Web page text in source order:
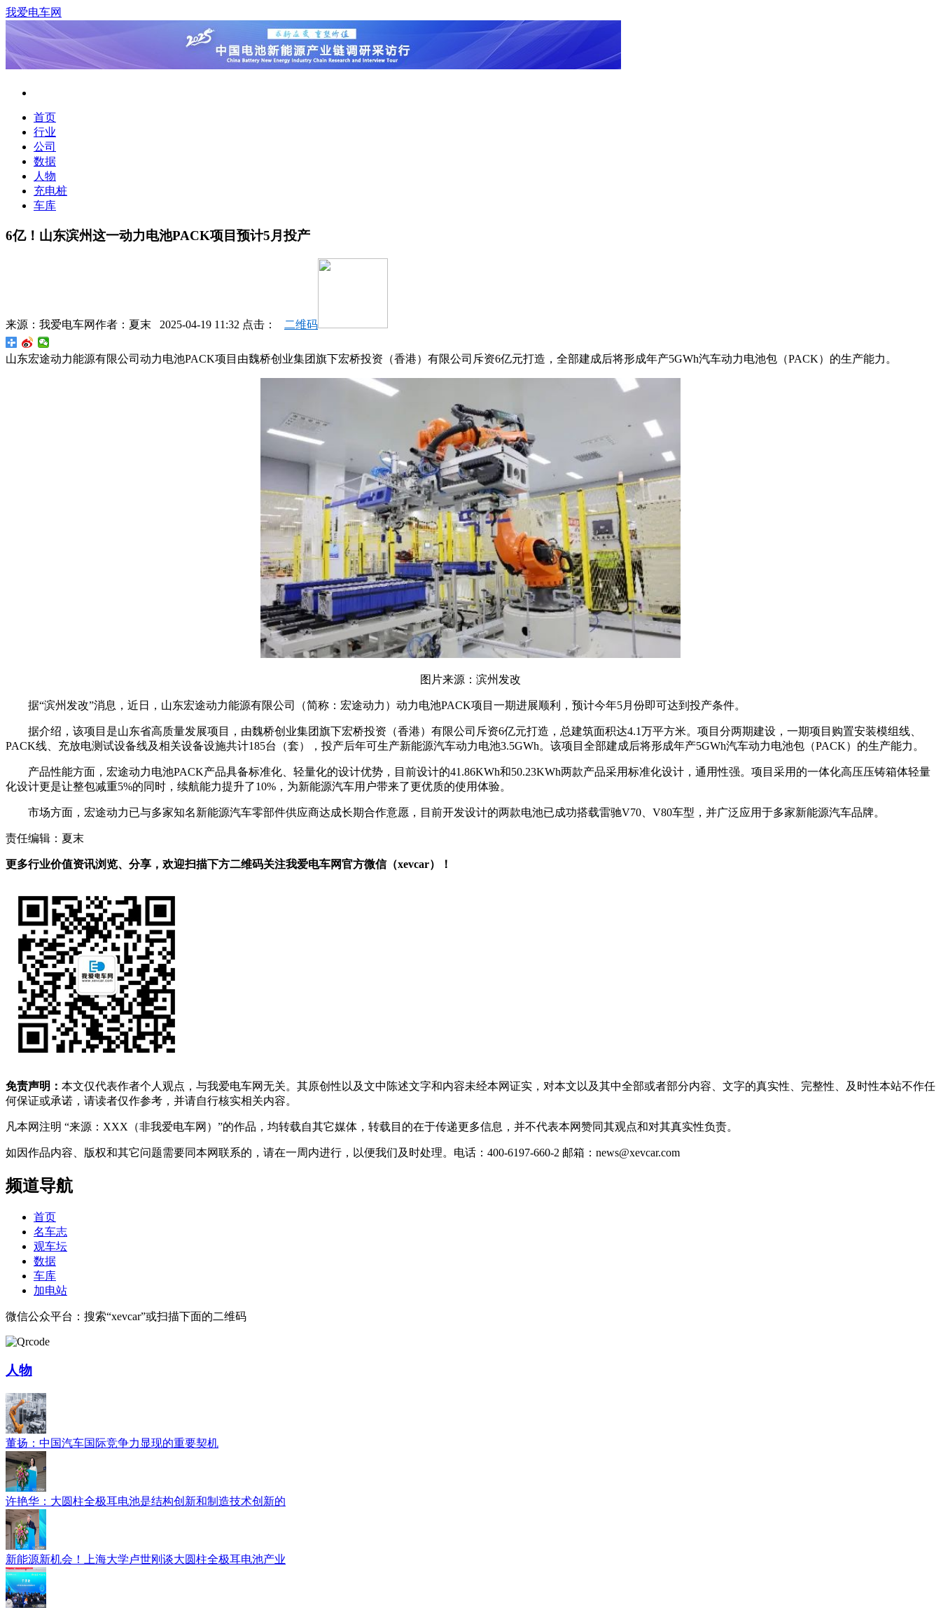
我爱电车网
首页
行业
公司
数据
人物
充电桩
车库
6亿！山东滨州这一动力电池PACK项目预计5月投产
来源： 我爱电车网作者： 夏末 2025-04-19 11:32 点击： 二维码
山东宏途动力能源有限公司动力电池PACK项目由魏桥创业集团旗下宏桥投资（香港）有限公司斥资6亿元打造，全部建成后将形成年产5GWh汽车动力电池包（PACK）的生产能力。
图片来源：滨州发改
据“滨州发改”消息，近日，山东宏途动力能源有限公司（简称：宏途动力）动力电池PACK项目一期进展顺利，预计今年5月份即可达到投产条件。
据介绍，该项目是山东省高质量发展项目，由魏桥创业集团旗下宏桥投资（香港）有限公司斥资6亿元打造，总建筑面积达4.1万平方米。项目分两期建设，一期项目购置安装模组线、
PACK线、充放电测试设备线及相关设备设施共计185台（套），投产后年可生产新能源汽车动力电池3.5GWh。该项目全部建成后将形成年产5GWh汽车动力电池包（PACK）的生产能力。
产品性能方面，宏途动力电池PACK产品具备标准化、轻量化的设计优势，目前设计的41.86KWh和50.23KWh两款产品采用标准化设计，通用性强。项目采用的一体化高压压铸箱体轻量
化设计更是让整包减重5%的同时，续航能力提升了10%，为新能源汽车用户带来了更优质的使用体验。
市场方面，宏途动力已与多家知名新能源汽车零部件供应商达成长期合作意愿，目前开发设计的两款电池已成功搭载雷驰V70、V80车型，并广泛应用于多家新能源汽车品牌。
责任编辑：夏末
更多行业价值资讯浏览、分享，欢迎扫描下方二维码关注我爱电车网官方微信（xevcar）！
免责声明： 本文仅代表作者个人观点，与我爱电车网无关。其原创性以及文中陈述文字和内容未经本网证实，对本文以及其中全部或者部分内容、文字的真实性、完整性、及时性本站不作任
何保证或承诺，请读者仅作参考，并请自行核实相关内容。
凡本网注明 “来源：XXX（非我爱电车网）”的作品，均转载自其它媒体，转载目的在于传递更多信息，并不代表本网赞同其观点和对其真实性负责。
如因作品内容、版权和其它问题需要同本网联系的，请在一周内进行，以便我们及时处理。电话：400-6197-660-2 邮箱：news@xevcar.com
频道导航
首页
名车志
观车坛
数据
车库
加电站
微信公众平台：搜索“xevcar”或扫描下面的二维码
人物
董扬：中国汽车国际竞争力显现的重要契机
许艳华：大圆柱全极耳电池是结构创新和制造技术创新的
新能源新机会！上海大学卢世刚谈大圆柱全极耳电池产业